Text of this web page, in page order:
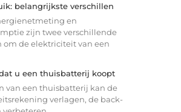
belangrijkste verschillen
en
zijn twee verschillende
om de elektriciteit van een
u een thuisbatterij koopt
van een thuisbatterij kan de
verlagen, de back-